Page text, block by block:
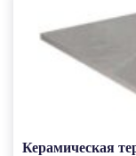
Керамическая